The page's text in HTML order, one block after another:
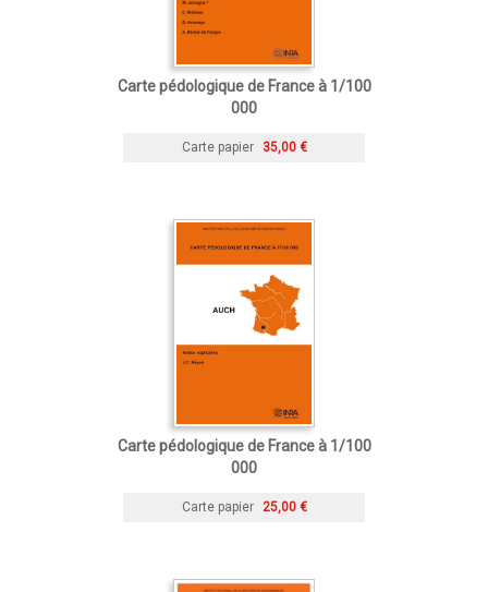
Carte pédologique de France à 1/100
000
Carte papier 35,00 €
Carte pédologique de France à 1/100
000
Carte papier 25,00 €